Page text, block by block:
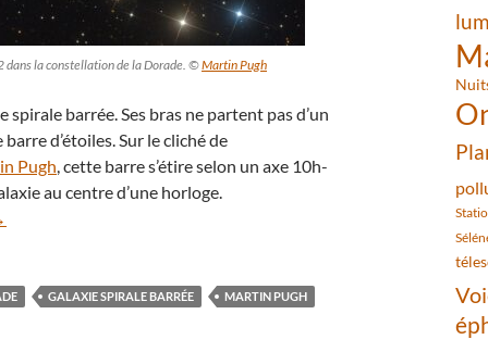
dans la constellation de la Dorade. ©Martin Pugh
spirale barrée. Ses bras ne partent pas d’un
d’étoiles. Sur le cliché de
Pugh, cette barre s’étire selon un axe 10h-
au centre d’une horloge.
de jeunes étoiles dans la splendide galaxie NGC 1672
GALAXIE SPIRALE BARRÉE
MARTIN PUGH